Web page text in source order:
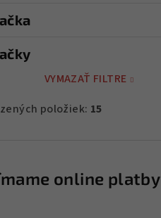
VYMAZAŤ FILTRE
položiek: 15
online platby